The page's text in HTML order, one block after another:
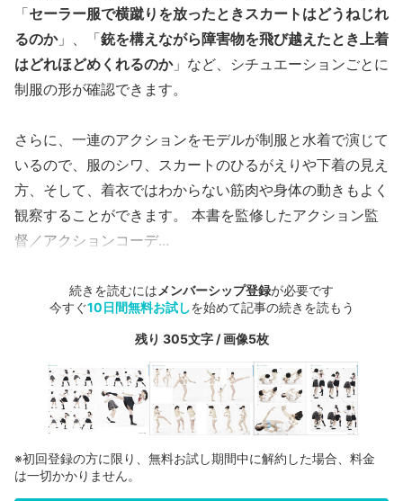
「セーラー服で横蹴りを放ったときスカートはどうねじれ
るのか」、「銃を構えながら障害物を飛び越えたとき上着
はどれほどめくれるのか」など、シチュエーションごとに
制服の形が確認できます。
さらに、一連のアクションをモデルが制服と水着で演じて
いるので、服のシワ、スカートのひるがえりや下着の見え
方、そして、着衣ではわからない筋肉や身体の動きもよく
観察することができます。 本書を監修したアクション監
督／アクションコーデ...
続きを読むには メンバーシップ登録が必要です
今すぐ10日間無料お試しを始めて記事の続きを読もう
残り 305文字 / 画像5枚
※初回登録の方に限り、無料お試し期間中に解約した場合、料金
は一切かかりません。